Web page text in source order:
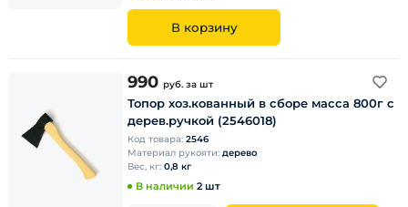
В корзину
990 руб. за шт
Топор хоз.кованный в сборе масса 800г с
дерев.ручкой (2546018)
Код товара: 2546
Материал рукояти: дерево
Вес, кг: 0,8 кг
В наличии 2 шт